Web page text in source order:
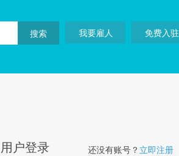
我要雇人 免费入驻
用户登录 还没有账号？ 立即注册